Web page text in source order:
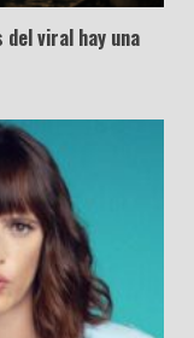
viral hay una